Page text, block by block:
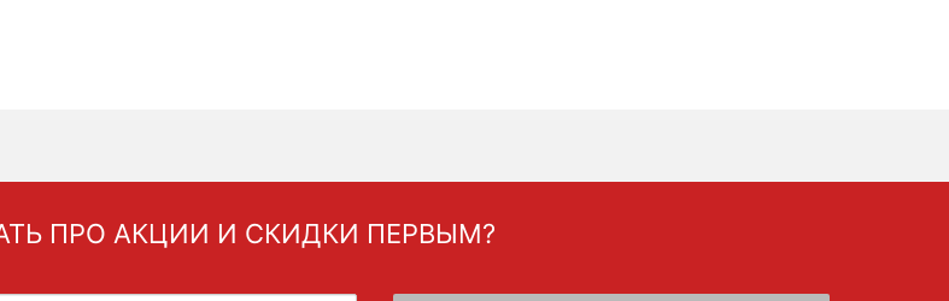
ПРО АКЦИИ И СКИДКИ ПЕРВЫМ?